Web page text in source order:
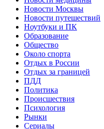
Новости Москвы
Новости путешествий
Ноутбуки и ПК
Образование
Общество
Около спорта
Отдых в России
Отдых за границей
ПДД
Политика
Происшествия
Психология
Рынки
Сериалы